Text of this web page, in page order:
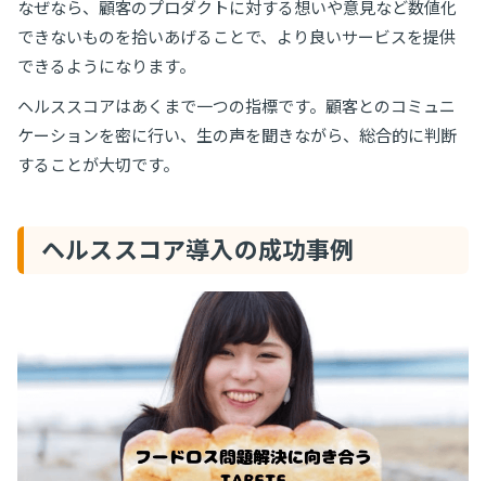
なぜなら、顧客のプロダクトに対する想いや意見など数値化
できないものを拾いあげることで、より良いサービスを提供
できるようになります。
ヘルススコアはあくまで一つの指標です。顧客とのコミュニ
ケーションを密に行い、生の声を聞きながら、総合的に判断
することが大切です。
ヘルススコア導入の成功事例